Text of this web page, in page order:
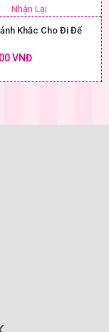
Khắc Cho Đi Để
VNĐ